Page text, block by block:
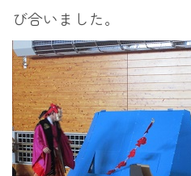
び合いました。